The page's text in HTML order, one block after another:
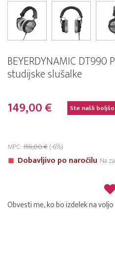
BEYERDYNAMIC
studijske slušalke
149,00 € Ste našli
MPC:159,00 €(-6%)
Dobavljivo po naročilu Na
Obvesti me, ko bo izdelek na voljo